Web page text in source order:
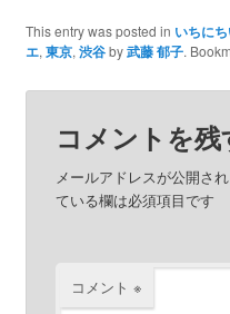
This entry was posted in いちに
エ, 東京, 渋谷by武藤 郁子.
コメントを残
メールアドレスが公開さ
ている欄は必須項目です
コメント ※